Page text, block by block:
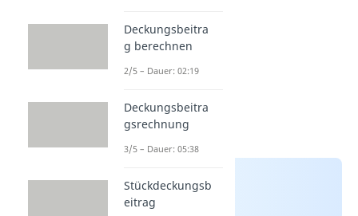
Deckungsbeitra
g berechnen
2/5 – Dauer: 02:19
Deckungsbeitra
gsrechnung
3/5 – Dauer: 05:38
Stückdeckungsb
eitrag